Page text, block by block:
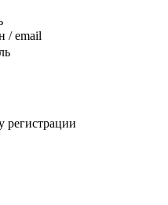
/ email
регистрации